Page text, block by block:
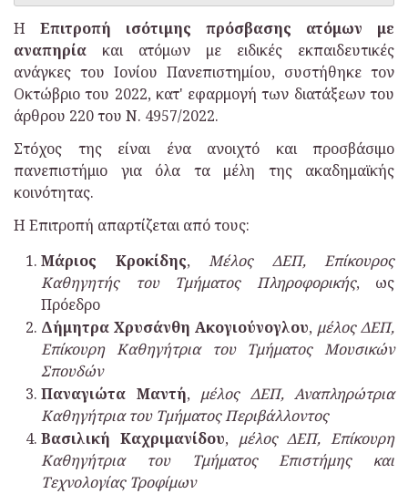
Η Επιτροπή ισότιμης πρόσβασης ατόμων με
αναπηρία και ατόμων με ειδικές εκπαιδευτικές
ανάγκες του Ιονίου Πανεπιστημίου, συστήθηκε τον
Οκτώβριο του 2022, κατ' εφαρμογή των διατάξεων του
άρθρου 220 του Ν. 4957/2022.
Στόχος της είναι ένα ανοιχτό και προσβάσιμο
πανεπιστήμιο για όλα τα μέλη της ακαδημαϊκής
κοινότητας.
Η Επιτροπή απαρτίζεται από τους:
Μάριος Κροκίδης, Μέλος ΔΕΠ, Επίκουρος
Καθηγητής του Τμήματος Πληροφορικής, ως
Πρόεδρο
Δήμητρα Χρυσάνθη Ακογιούνογλου, μέλος ΔΕΠ,
Επίκουρη Καθηγήτρια του Τμήματος Μουσικών
Σπουδών
Παναγιώτα Μαντή, μέλος ΔΕΠ, Αναπληρώτρια
Καθηγήτρια του Τμήματος Περιβάλλοντος
Βασιλική Καχριμανίδου, μέλος ΔΕΠ, Επίκουρη
Καθηγήτρια του Τμήματος Επιστήμης και
Τεχνολογίας Τροφίμων